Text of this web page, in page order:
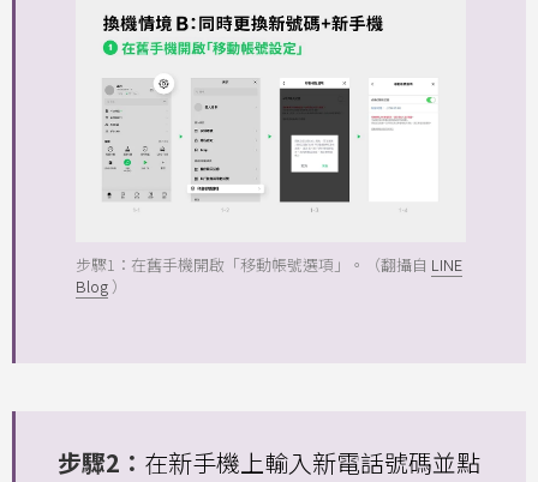
步驟1：在舊手機開啟「移動帳號選項」。（翻攝自 LINE
Blog ）
步驟2： 在新手機上輸入新電話號碼並點